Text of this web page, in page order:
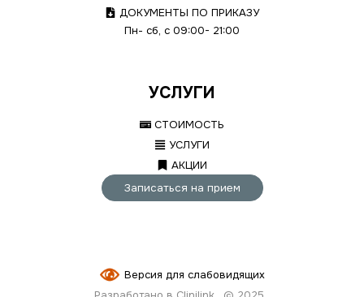
ДОКУМЕНТЫ ПО ПРИКАЗУ
Пн- сб, с 09:00- 21:00
УСЛУГИ
СТОИМОСТЬ
УСЛУГИ
АКЦИИ
Записаться на прием
Версия для слабовидящих